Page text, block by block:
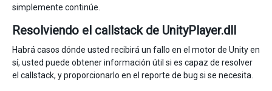
simplemente continúe.
Resolviendo el callstack de UnityPlayer.dll
Habrá casos dónde usted recibirá un fallo en el motor de Unity en
sí, usted puede obtener información útil si es capaz de resolver
el callstack, y proporcionarlo en el reporte de bug si se necesita.